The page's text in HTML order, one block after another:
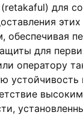
для
обеспечивая
для
оператору
устойчивость